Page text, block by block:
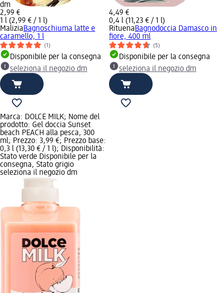
dm
2,99 €
1 l (2,99 € / 1 l)
MaliziaBagnoschiuma latte e
caramello, 1 l
(1)
Disponibile per la consegna
seleziona il negozio dm
4,49 €
0,4 l (11,23 € / 1 l)
RituenaBagnodoccia Damasco in
fiore, 400 ml
(5)
Disponibile per la consegna
seleziona il negozio dm
Marca: DOLCE MILK; Nome del
prodotto: Gel doccia Sunset
beach PEACH alla pesca, 300
ml; Prezzo: 3,99 €; Prezzo base:
0,3 l (13,30 € / 1 l); Disponibilità:
Stato verde Disponibile per la
consegna, Stato grigio
seleziona il negozio dm